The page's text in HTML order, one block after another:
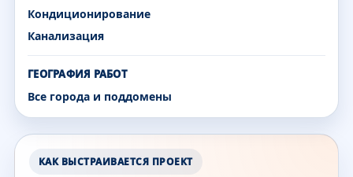
Кондиционирование
Канализация
ГЕОГРАФИЯ РАБОТ
Все города и поддомены
КАК ВЫСТРАИВАЕТСЯ ПРОЕКТ